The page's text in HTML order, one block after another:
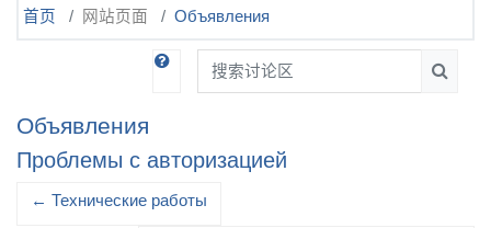
首页 网站页面 Объявления
搜索讨论区
Объявления
Проблемы с авторизацией
← Технические работы